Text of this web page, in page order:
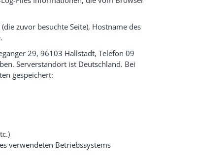
zuvor besuchte Seite), Hostname des
29, 96103 Hallstadt, Telefon 09
Serverstandort ist Deutschland. Bei
gespeichert:
verwendeten Betriebssystems